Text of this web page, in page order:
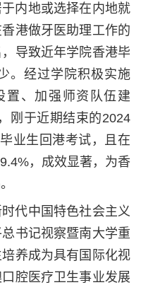
内地或选择在内地就
港做牙医助理工作的
导致近年学院香港毕
。经过学院积极实施
置、加强师资队伍建
刚于近期结束的2024
业生回港考试 ，且在
，成效显著，为香
代中国特色社会主义
书记视察暨南大学重
养成为具有国际化视
腔医疗卫生事业发展